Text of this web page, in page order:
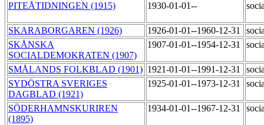
PITEÅTIDNINGEN (1915) 1930-01-01--
SKARABORGAREN (1926) 1926-01-01--1960-12-31
SKÅNSKA
SOCIALDEMOKRATEN (1907)
1907-01-01--1954-12-31
SMÅLANDS FOLKBLAD (1901) 1921-01-01--1991-12-31
SYDÖSTRA SVERIGES
DAGBLAD (1921)
1925-01-01--1973-12-31
SÖDERHAMNSKURIREN
(1895)
1934-01-01--1967-12-31